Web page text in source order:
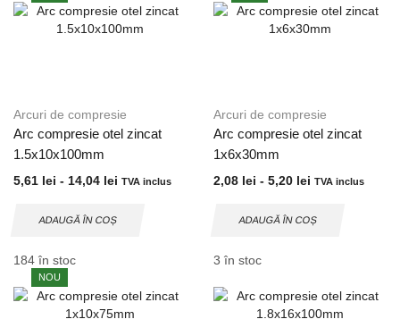
Arcuri de compresie
Arc compresie otel zincat
1.5x10x100mm
5,61 lei - 14,04 lei TVA inclus
ADAUGĂ ÎN COȘ
Arcuri de compresie
Arc compresie otel zincat
1x6x30mm
2,08 lei - 5,20 lei TVA inclus
ADAUGĂ ÎN COȘ
NOU
184 în stoc 3 în stoc